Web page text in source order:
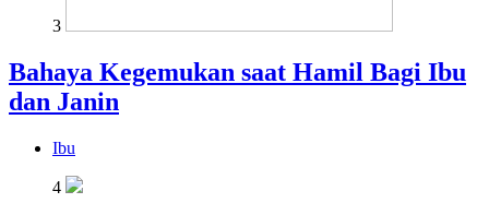
3
Bahaya Kegemukan saat Hamil Bagi Ibu
dan Janin
Ibu
4